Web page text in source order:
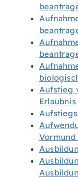
Aufstieg